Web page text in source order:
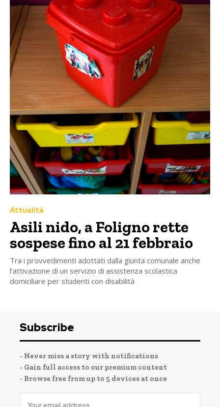
Attualità
Asili nido, a Foligno rette
sospese fino al 21 febbraio
Tra i provvedimenti adottati dalla giunta comunale anche
l’attivazione di un servizio di assistenza scolastica
domiciliare per studenti con disabilità
Subscribe
- Never miss a story with notifications
- Gain full access to our premium content
- Browse free from up to 5 devices at once